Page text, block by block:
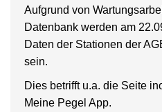
Aufgrund von
Datenbank werden am
Daten der Stationen der
sein.
Dies betrifft u.a. die Seite
Meine Pegel App.